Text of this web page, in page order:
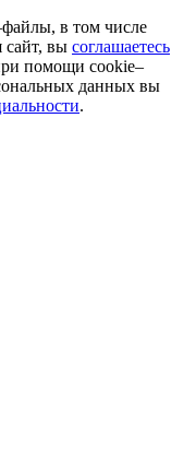
в том числе
сайт, вы соглашаетесь
помощи cookie–
данных вы
.